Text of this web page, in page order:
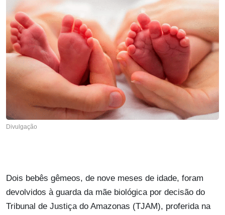
Divulgação
Dois bebês gêmeos, de nove meses de idade, foram
devolvidos à guarda da mãe biológica por decisão do
Tribunal de Justiça do Amazonas (TJAM), proferida na